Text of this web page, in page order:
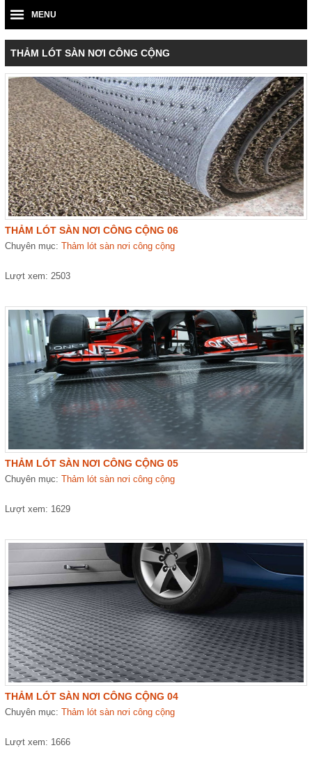
MENU
THẢM LÓT SÀN NƠI CÔNG CỘNG
THẢM LÓT SÀN NƠI CÔNG CỘNG 06
Chuyên mục:Thảm lót sàn nơi công cộng
Lượt xem: 2503
THẢM LÓT SÀN NƠI CÔNG CỘNG 05
Chuyên mục:Thảm lót sàn nơi công cộng
Lượt xem: 1629
THẢM LÓT SÀN NƠI CÔNG CỘNG 04
Chuyên mục:Thảm lót sàn nơi công cộng
Lượt xem: 1666